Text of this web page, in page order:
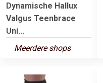
Dynamische Hallux
Valgus Teenbrace
Uni...
Meerdere shops